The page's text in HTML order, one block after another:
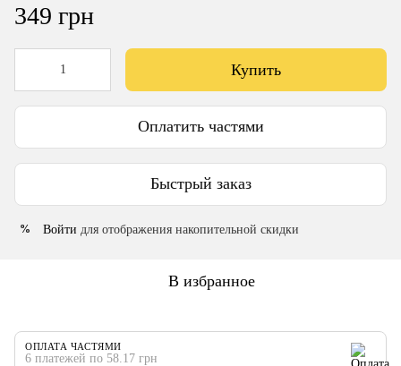
349 грн
Купить
Оплатить частями
Быстрый заказ
% Войти для отображения накопительной скидки
В избранное
ОПЛАТА ЧАСТЯМИ
6 платежей по 58.17 грн